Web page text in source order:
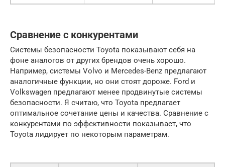
Сравнение с конкурентами
Системы безопасности Toyota показывают себя на
фоне аналогов от других брендов очень хорошо.
Например, системы Volvo и Mercedes-Benz предлагают
аналогичные функции, но они стоят дороже. Ford и
Volkswagen предлагают менее продвинутые системы
безопасности. Я считаю, что Toyota предлагает
оптимальное сочетание цены и качества. Сравнение с
конкурентами по эффективности показывает, что
Toyota лидирует по некоторым параметрам.